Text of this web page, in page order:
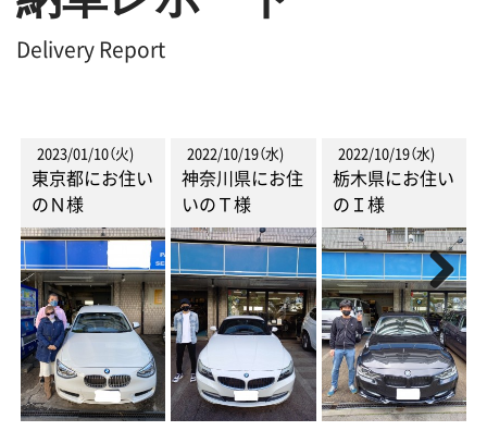
Delivery Report
2023/01/10（火)
東京都にお住い
のＮ様
2022/10/19（水)
神奈川県にお住
いのＴ様
2022/10/19（水)
栃木県にお住い
のＩ様
Next